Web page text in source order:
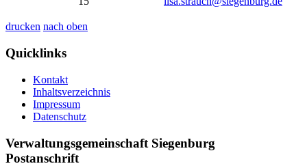
drucken nach oben
Quicklinks
Kontakt
Inhaltsverzeichnis
Impressum
Datenschutz
Verwaltungsgemeinschaft Siegenburg
Postanschrift